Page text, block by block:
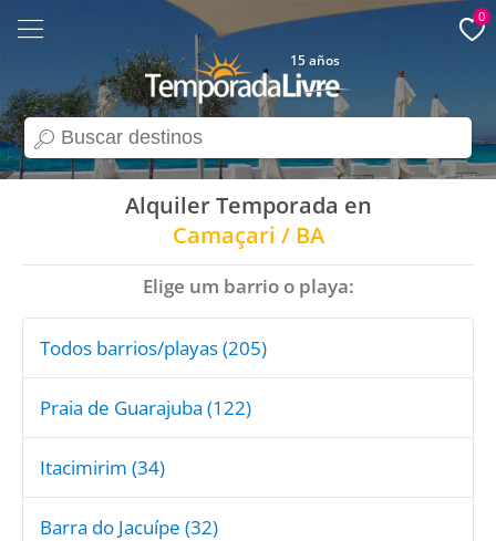
search
15 años
0
Alquiler Temporada en
Camaçari / BA
Elige um barrio o playa:
Todos barrios/playas (205)
Praia de Guarajuba (122)
Itacimirim (34)
Barra do Jacuípe (32)